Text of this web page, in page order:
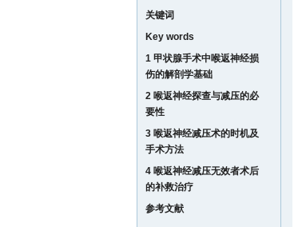
关键词
Key words
1 甲状腺手术中喉返神经损
伤的解剖学基础
2 喉返神经探查与减压的必
要性
3 喉返神经减压术的时机及
手术方法
4 喉返神经减压无效者术后
的补救治疗
参考文献